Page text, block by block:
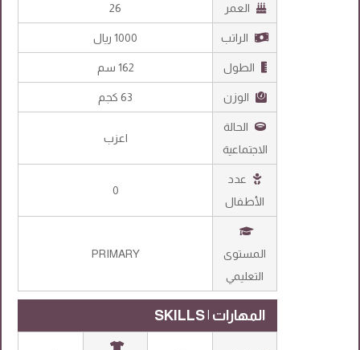
العمر 26
الراتب 1000 ريال
الطول 162 سم
الوزن 63 كجم
الحالة
الاجتماعية
اعزب
عدد
الأطفال
0
المستوى
التعليمي
PRIMARY
المهارات | SKILLS